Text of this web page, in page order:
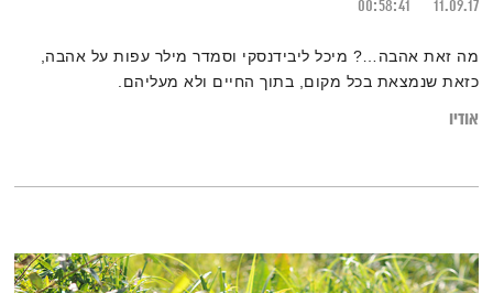
11.09.17
00:58:41
מה זאת אהבה…? מיכל ליבידנסקי וסמדר מילר עפות על אהבה,
כזאת שנמצאת בכל מקום, בתוך החיים ולא מעליהם.
אודיו